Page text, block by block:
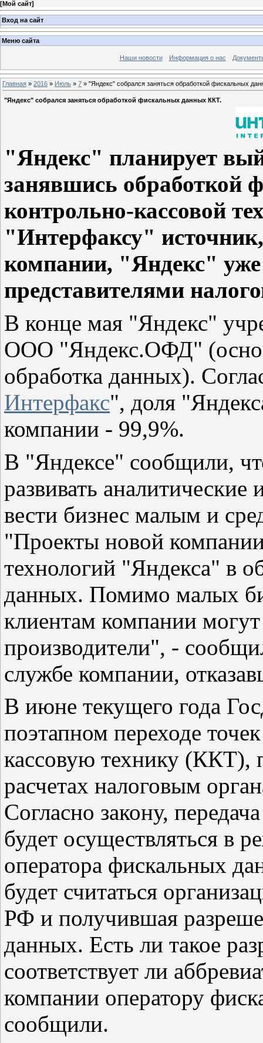
[Мой сайт]
Вход на сайт
Меню сайта
Наши новости Информация о нас
Главная » 2016 » Июль » 7 » "Яндекс" собрался заняться обработкой фискальных
"Яндекс" собрался заняться обработкой фискальных данных ККТ.
"Яндекс" планирует
занявшись обработкой
контрольно-кассовой
"Интерфаксу"
компании, "Яндекс" уже
представителями
В конце мая "Яндекс"
ООО "Яндекс.ОФД"
обработка данных).
Интерфакс", доля
компании - 99,9%.
В "Яндексе" сообщили,
развивать
вести бизнес малым и
"Проекты новой
технологий "Яндекса" в
данных. Помимо малых
клиентам компании
производители", -
службе компании,
В июне текущего года
поэтапном переходе
кассовую технику
расчетах налоговым
Согласно закону,
будет осуществляться в
оператора фискальных
будет считаться
РФ и получившая
данных. Есть ли такое
соответствует ли
компании оператору
сообщили.